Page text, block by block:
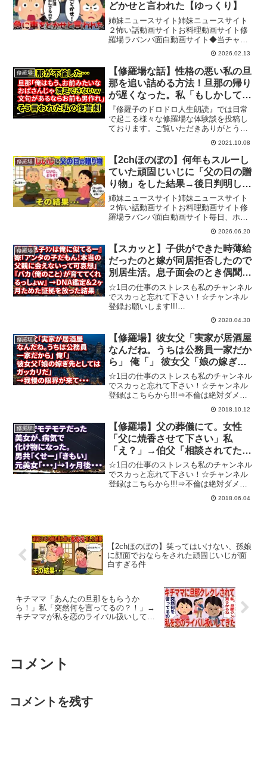
どかせと言われた【ゆっくり】
姉妹ニュースサイト姉妹ニュースサイト
２怖い話動画サイトお料理動画サイト修
羅場ラバンバ面白動画サイト◆当チャン
ネルの動画テーマについてこのチャンネ
ルは「男女関係、親子関係の修羅場」を
テーマにしています。◆動画の教育的価
値と独自性◎人間関係や家...
2026.02.13
修羅場
【修羅場な話】性格の悪い私の旦
那を追い詰める方法！旦那の帰り
が遅くなった。私「もしかして不
倫？」旦那「だったら何だよｗ」
→これには本当に腹が立った！
【朗読】
『修羅子のドロドロ人生朗読』では日常
で起こる様々な修羅場な体験談を投稿し
ております。ご覧いただきありがとうご
ざいます。ぜひチャンネル登録をよろし
くお願いします。高評価やコメントをい
ただけると励みになります。【関連動
画】【修羅場な話】娘が15...
2021.10.08
修羅場
【2chほのぼの】何年もスルーし
ていた頑固じいじに「父の日の贈
り物」をした結果→後日判明した
事実に涙腺崩壊
姉妹ニュースサイト姉妹ニュースサイト
２怖い話動画サイトお料理動画サイト修
羅場ラバンバ面白動画サイト毎日、ホッ
と一息。のんちゃん一家のかわいくてお
ちゃめな日常をほのぼの絵本風に紹介し
ております。コメント欄にて動画に対す
る、感想やご意見をいただ...
2026.06.20
修羅場
【スカッと】子供ができた時薄給
だったのと嫁が同居拒否したので
別居生活。息子面会のとき偶聞い
た嫁電話の声。嫁のフリンを悟っ
た。その後・・・【修羅場な話】
☆1日の仕事のストレスも私のチャンネル
でスカっと忘れて下さい！☆チャンネル
登録お願いします!!!
⇒☆☆☆☆☆☆☆☆☆☆☆☆☆☆☆☆☆
☆☆☆☆☆☆☆☆☆☆☆☆☆今日の修羅
場な話がすかっと大好きな動画！⇒【ス
カッと】子供ができた時薄給だったの
と...
2020.04.30
修羅場
【修羅場】彼女父「実家が居酒屋
なんだね。うちは公務員一家だか
ら」 俺「」 彼女父「娘の嫁ぎ先
としてはガッカリだ」→我慢の限
界が来て・・・
☆1日の仕事のストレスも私のチャンネル
でスカっと忘れて下さい！☆チャンネル
登録はこちらから!!!⇒不倫は絶対ダメで
すよ～～！不倫やDQN行為、キチ行為な
どで悲劇の再発を防ぐためにも動画の評
価で拡散の協力お願い致します。またの
ご視聴お待ちして...
2018.10.12
修羅場
【修羅場】父の葬儀にて。女性
「父に焼香させて下さい」私
「え？」→伯父「相談されてた」
私「ＤＮＡ鑑定します」伯父「そ
んな醜聞！内々に済ませるべき」
母「夫は日本に不在でしたよ！」
☆1日の仕事のストレスも私のチャンネル
でスカっと忘れて下さい！☆チャンネル
登録はこちらから!!!⇒不倫は絶対ダメで
すよ～～！不倫やDQN行為、キチ行為な
どで悲劇の再発を防ぐためにも動画の評
2018.06.04
【2chほのぼの】笑ってはいけない、孫娘
に顔面でおならをされた頑固じいじが面
白すぎる件
キチママ「あんたの旦那をもらうか
ら！」私「突然何を言ってるの？！」→
キチママが私を恋のライバル扱いしてき
コメント
コメントを残す